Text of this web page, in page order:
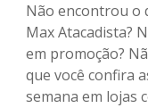
Não encontrou o
Max Atacadista?
em promoção?
que você confira
semana em lojas